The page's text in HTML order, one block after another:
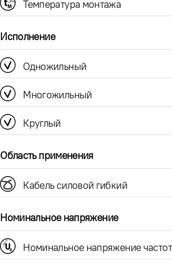
Температура монтажа
Исполнение
Одножильный
Многожильный
Круглый
Область применения
Кабель силовой гибкий
Номинальное напряжение
Номинальное напряжение